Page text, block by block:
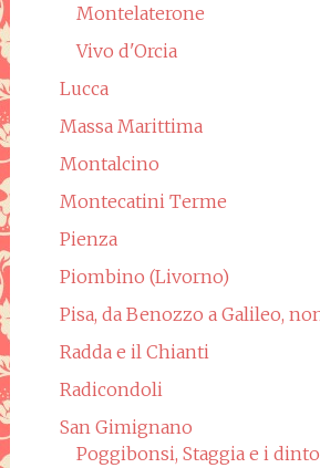
Montelaterone
Vivo d'Orcia
Lucca
Massa Marittima
Montalcino
Montecatini Terme
Pienza
Piombino (Livorno)
Pisa, da Benozzo a Galileo,
Radda e il Chianti
Radicondoli
San Gimignano
Poggibonsi, Staggia e i